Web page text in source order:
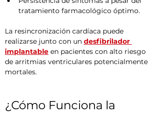
tratamiento farmacológico óptimo.
La resincronización cardíaca puede
realizarse junto con un desfibrilador
implantable en pacientes con alto riesgo
de arritmias ventriculares potencialmente
mortales.
¿Cómo Funciona la